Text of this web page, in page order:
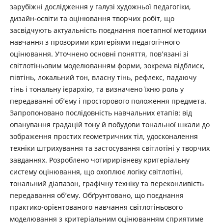
зарубіжні дослідження у галузі художньої педагогіки,
дизайн-освіти та оцінювання творчих робіт, що
засвідчують актуальність поєднання поетапної методики
навчання з прозорими критеріями педагогічного
оцінювання. Уточнено основні поняття, пов’язані зі
світлотіньовим моделюванням форми, зокрема відблиск,
півтінь, локальний тон, власну тінь, рефлекс, падаючу
тінь і тональну ієрархію, та визначено їхню роль у
передаванні об’єму і просторового положення предмета.
Запропоновано послідовність навчальних етапів: від
опанування градацій тону й побудови тональної шкали до
зображення простих геометричних тіл, удосконалення
техніки штрихування та застосування світлотіні у творчих
завданнях. Розроблено чотирирівневу критеріальну
систему оцінювання, що охоплює логіку світлотіні,
тональний діапазон, графічну техніку та переконливість
передавання об’єму. Обґрунтовано, що поєднання
практико-орієнтованого навчання світлотіньового
моделювання з критеріальним оцінюванням сприятиме